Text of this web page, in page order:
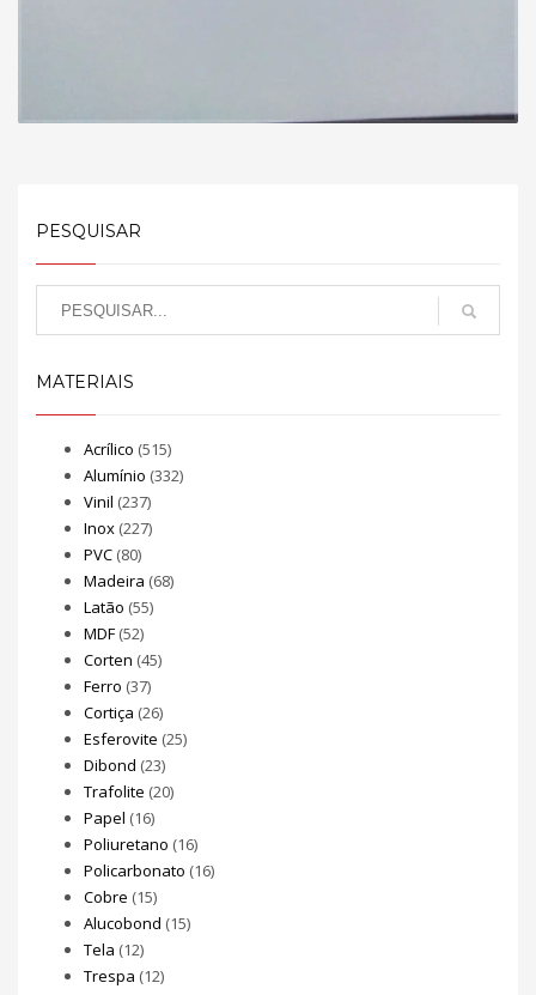
PESQUISAR
MATERIAIS
Acrílico (515)
Alumínio (332)
Vinil (237)
Inox (227)
PVC (80)
Madeira (68)
Latão (55)
MDF (52)
Corten (45)
Ferro (37)
Cortiça (26)
Esferovite (25)
Dibond (23)
Trafolite (20)
Papel (16)
Poliuretano (16)
Policarbonato (16)
Cobre (15)
Alucobond (15)
Tela (12)
Trespa (12)